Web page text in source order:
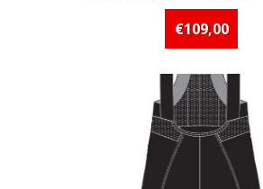
Beschikbaarheid:: Niet
€109,00